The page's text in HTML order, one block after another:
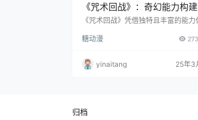
《咒术回战》：奇幻能力构
彩咒术世界
《咒术回战》凭借独特且丰富的能力
是战斗的关键要素，更是构建整个咒
能力体系的多元架构：作品中的能力
于 “咒力源于负面情绪” 这一核心设
色价值观…
糖动漫 273
yinaitang 25年3
归档